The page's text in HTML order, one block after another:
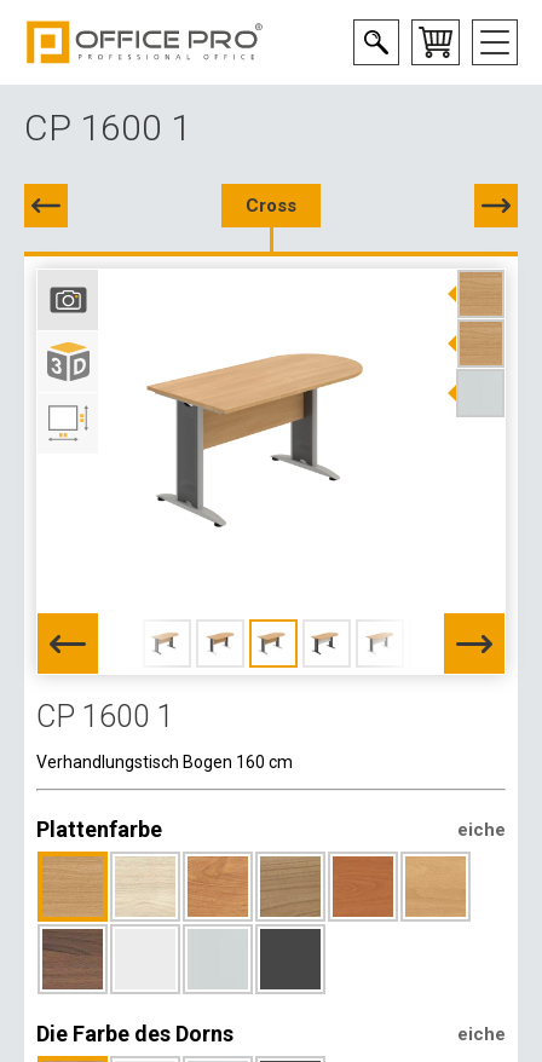
CP 1600 1
Cross
CP 1600 1
Verhandlungstisch Bogen 160 cm
Plattenfarbe eiche
Die Farbe des Dorns eiche